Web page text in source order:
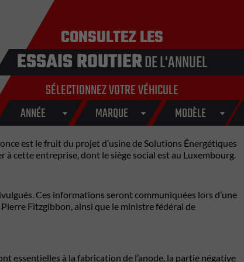
CONSULTEZ LES
ESSAIS ROUTIERDE L'ANNUEL
SÉLECTIONNEZ VOTRE VÉHICULE
ANNÉE MARQUE MODÈLE
est le fruit du projet d’usine de Solutions Énergétiques
cette entreprise, dont le siège social est au Luxembourg.
Ces informations seront communiquées lors d’une
Fitzgibbon, ainsi que le ministre fédéral de
essentielles à la fabrication de l’anode, la partie négative